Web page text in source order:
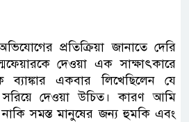
প্রতিক্রিয়া জানাতে দেরি
দেওয়া এক সাক্ষাৎকারে
একবার লিখেছিলেন যে
দেওয়া উচিত। কারণ আমি
সমস্ত মানুষের জন্য হুমকি এবং